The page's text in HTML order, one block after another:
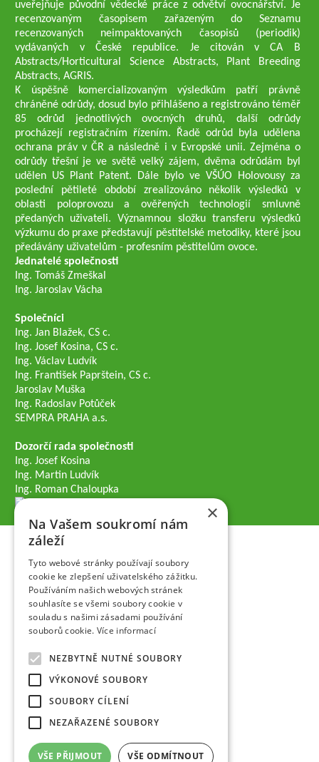
uveřejňuje původní vědecké práce z odvětví ovocnářství. Je
recenzovaným časopisem zařazeným do Seznamu
recenzovaných neimpaktovaných časopisů (periodik)
vydávaných v České republice. Je citován v CA B
Abstracts/Horticultural Science Abstracts, Plant Breeding
Abstracts, AGRIS.
K úspěšně komercializovaným výsledkům patří právně
chráněné odrůdy, dosud bylo přihlášeno a registrováno téměř
85 odrůd jednotlivých ovocných druhů, další odrůdy
procházejí registračním řízením. Řadě odrůd byla udělena
ochrana práv v ČR a následně i v Evropské unii. Zejména o
odrůdy třešní je ve světě velký zájem, dvěma odrůdám byl
udělen US Plant Patent. Dále bylo ve VŠÚO Holovousy za
poslední pětileté období zrealizováno několik výsledků v
oblasti poloprovozu a ověřených technologií smluvně
předaných uživateli. Významnou složku transferu výsledků
výzkumu do praxe představují pěstitelské metodiky, které jsou
předávány uživatelům - profesním pěstitelům ovoce.
Jednatelé společnosti
Ing. Tomáš Zmeškal
Ing. Jaroslav Vácha
Společníci
Ing. Jan Blažek, CS c.
Ing. Josef Kosina, CS c.
Ing. Václav Ludvík
Ing. František Paprštein, CS c.
Jaroslav Muška
Ing. Radoslav Potůček
SEMPRA PRAHA a.s.
Dozorčí rada společnosti
Ing. Josef Kosina
Ing. Martin Ludvík
Ing. Roman Chaloupka
×
Na Vašem soukromí nám
záleží
Tyto webové stránky používají soubory
cookie ke zlepšení uživatelského zážitku.
Používáním našich webových stránek
souhlasíte se všemi soubory cookie v
souladu s našimi zásadami používání
souborů cookie. Více informací
NEZBYTNĚ NUTNÉ SOUBORY
VÝKONOVÉ SOUBORY
SOUBORY CÍLENÍ
NEZAŘAZENÉ SOUBORY
VŠE PŘIJMOUT VŠE ODMÍTNOUT